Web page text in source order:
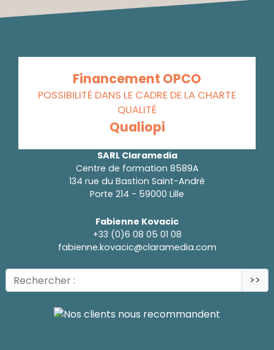
Financement OPCO
POSSIBILITÉ DANS LE CADRE DE LA CHARTE
QUALITÉ
Qualiopi
SARL Claramedia
Centre de formation 8589A
134 rue du Bastion Saint-André
Porte 214 - 59000 Lille
Fabienne Kovacic
+33 (0)6 08 05 01 08
fabienne.kovacic@claramedia.com
>>